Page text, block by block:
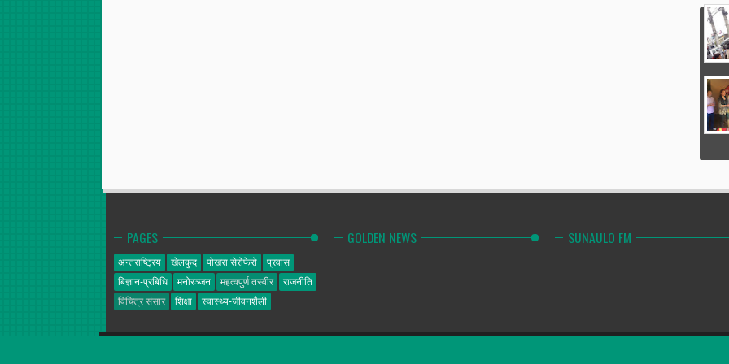
PAGES
अन्तराष्ट्रिय खेलकुद पोखरा सेरोफेरो
प्रवास
बिज्ञान-प्रबिधि
मनोरञ्जन महत्वपुर्ण तस्वीर
राजनीति
विचित्र संसार
शिक्षा स्वास्थ्य-जीवनशैली
GOLDEN NEWS SUNAULO FM